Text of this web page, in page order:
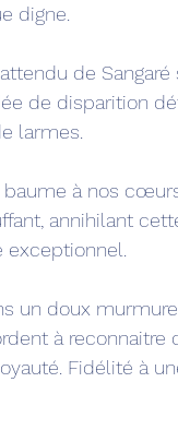
digne.
de
de disparition
larmes.
à nos
annihilant
exceptionnel.
un doux
à
Fidélité à